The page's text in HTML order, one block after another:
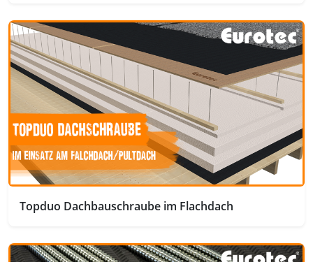
Topduo Dachbauschraube im Flachdach